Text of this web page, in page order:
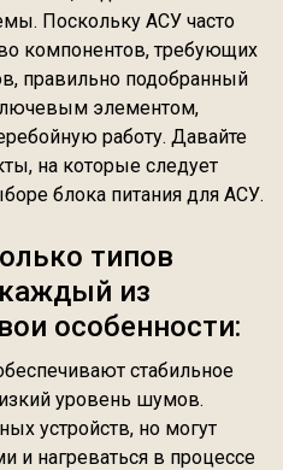
Поскольку АСУ часто
компонентов, требующих
правильно подобранный
элементом,
работу. Давайте
на которые следует
блока питания для АСУ.
типов
из
особенности:
стабильное
уровень шумов.
устройств, но могут
нагреваться в процессе